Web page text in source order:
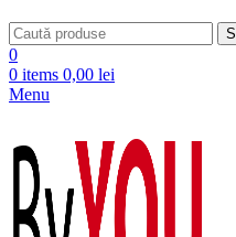
0
0 items 0,00 lei
Menu